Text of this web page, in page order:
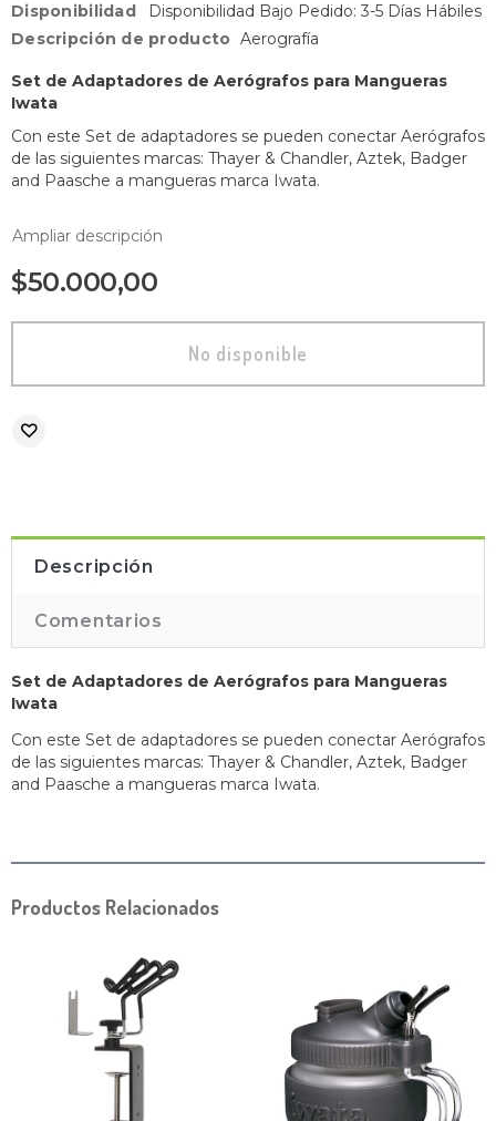
Disponibilidad
Disponibilidad Bajo Pedido: 3-5 Días Hábiles
Descripción de producto Aerografía
Set de Adaptadores de Aerógrafos para Mangueras
Iwata
Con este Set de adaptadores se pueden conectar Aerógrafos
de las siguientes marcas: Thayer & Chandler, Aztek, Badger
and Paasche a mangueras marca Iwata.
Ampliar descripción
$50.000,00
Descripción
Comentarios
Set de Adaptadores de Aerógrafos para Mangueras
Iwata
Con este Set de adaptadores se pueden conectar Aerógrafos
de las siguientes marcas: Thayer & Chandler, Aztek, Badger
and Paasche a mangueras marca Iwata.
Productos Relacionados